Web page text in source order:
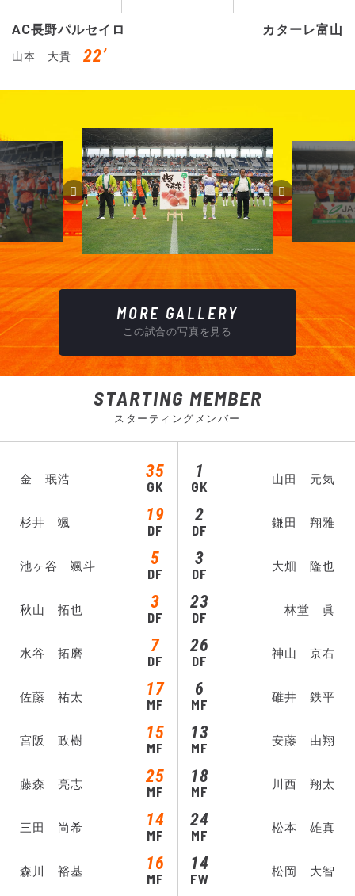
AC長野パルセイロ
山本 大貴 22’
カターレ富山
MORE GALLERY
この試合の写真を見る
STARTING MEMBER
スターティングメンバー
金 珉浩 35
GK
杉井 颯 19
DF
池ヶ谷 颯斗 5
DF
秋山 拓也 3
DF
水谷 拓磨 7
DF
佐藤 祐太 17
MF
宮阪 政樹 15
MF
藤森 亮志 25
MF
三田 尚希 14
MF
森川 裕基 16
MF
GK
1 山田 元気
DF
2 鎌田 翔雅
DF
3 大畑 隆也
DF
23 林堂 眞
DF
26 神山 京右
MF
6 碓井 鉄平
MF
13 安藤 由翔
MF
18 川西 翔太
MF
24 松本 雄真
FW
14 松岡 大智